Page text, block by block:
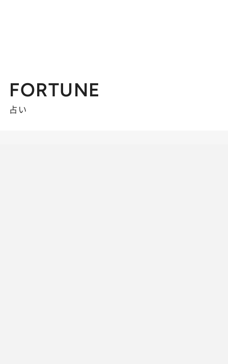
FORTUNE
占い